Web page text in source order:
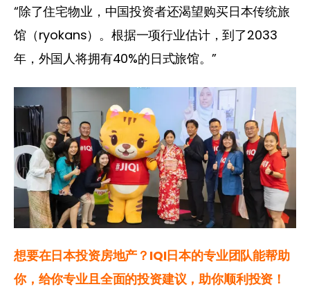
“除了住宅物业，中国投资者还渴望购买日本传统旅
馆（ryokans）。根据一项行业估计，到了2033
年，外国人将拥有40%的日式旅馆。”
想要在日本投资房地产？IQI日本的专业团队能帮助
你，给你专业且全面的投资建议，助你顺利投资！